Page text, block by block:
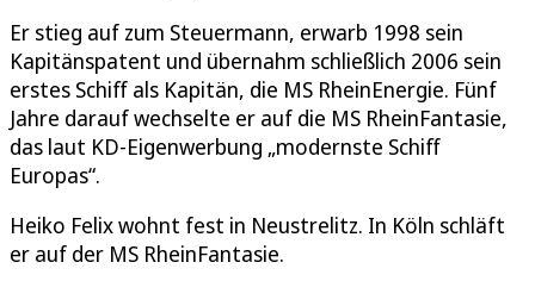
Er stieg auf zum Steuermann, erwarb 1998 sein
Kapitänspatent und übernahm schließlich 2006 sein
erstes Schiff als Kapitän, die MS RheinEnergie. Fünf
Jahre darauf wechselte er auf die MS RheinFantasie,
das laut KD-Eigenwerbung „modernste Schiff
Europas“.
Heiko Felix wohnt fest in Neustrelitz. In Köln schläft
er auf der MS RheinFantasie.